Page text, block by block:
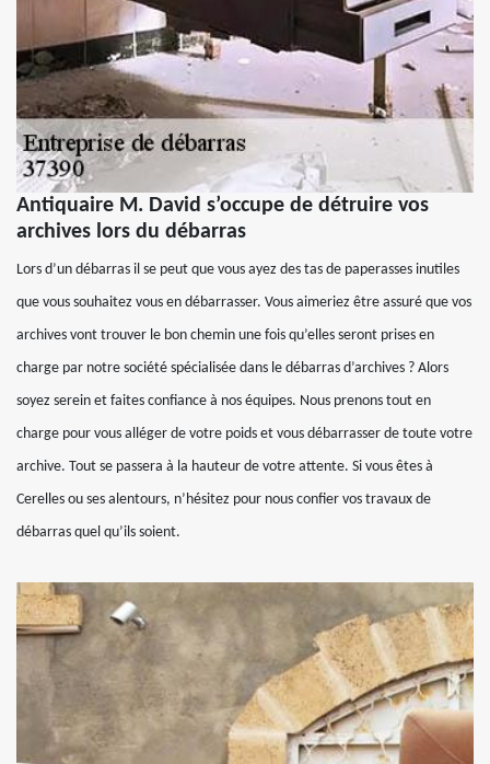
Antiquaire M. David s’occupe de détruire vos
archives lors du débarras
Lors d’un débarras il se peut que vous ayez des tas de paperasses inutiles
que vous souhaitez vous en débarrasser. Vous aimeriez être assuré que vos
archives vont trouver le bon chemin une fois qu’elles seront prises en
charge par notre société spécialisée dans le débarras d’archives ? Alors
soyez serein et faites confiance à nos équipes. Nous prenons tout en
charge pour vous alléger de votre poids et vous débarrasser de toute votre
archive. Tout se passera à la hauteur de votre attente. Si vous êtes à
Cerelles ou ses alentours, n’hésitez pour nous confier vos travaux de
débarras quel qu’ils soient.